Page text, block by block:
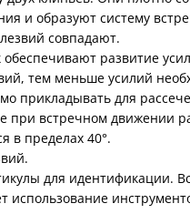
и образуют систему
совпадают.
развитие
тем меньше усилий
прикладывать для
при встречном движении
в пределах 40°.
для
использование